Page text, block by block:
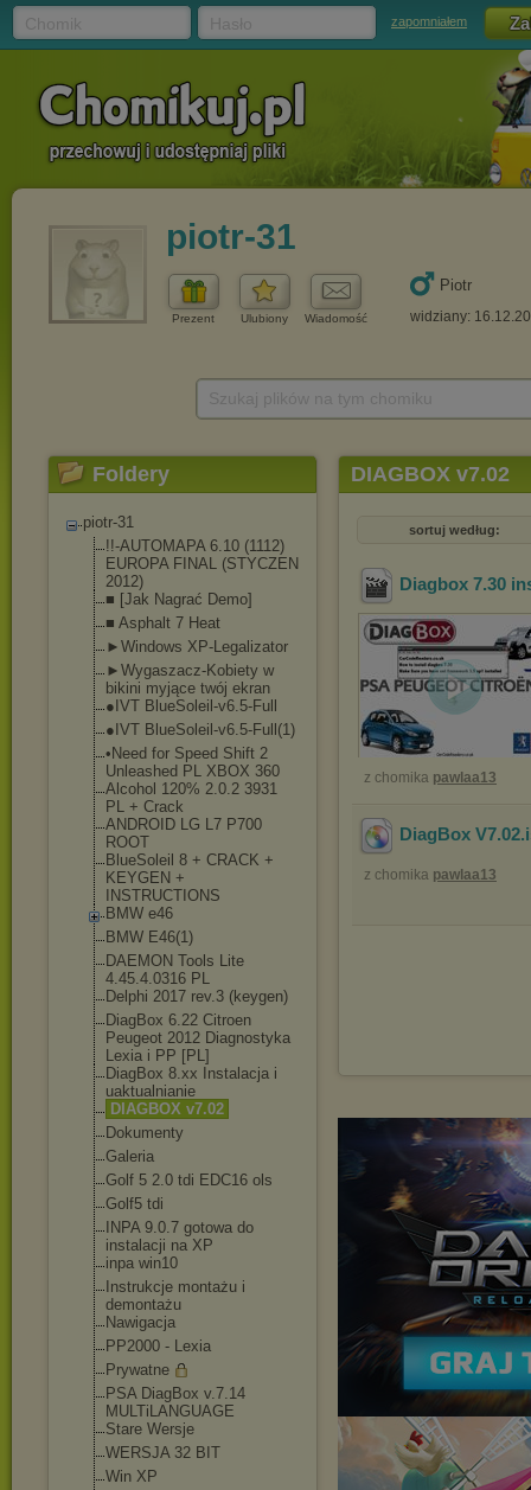
zapomniałem
piotr-31
Prezent Ulubiony Wiadomość
Piotr
widziany:
Foldery
piotr-31
!!-AUTOMAPA 6.10 (1112)
EUROPA FINAL (STYCZEN
2012)
■ [Jak Nagrać Demo]
■ Asphalt 7 Heat
►Windows XP-Legalizator
►Wygaszacz-Kobiety w
bikini myjące twój ekran
●IVT BlueSoleil-v6.5-Full
●IVT BlueSoleil-v6.5-Full(1)
•Need for Speed Shift 2
Unleashed PL XBOX 360
Alcohol 120% 2.0.2 3931
PL + Crack
ANDROID LG L7 P700
ROOT
BlueSoleil 8 + CRACK +
KEYGEN +
INSTRUCTIONS
BMW e46
BMW E46(1)
DAEMON Tools Lite
4.45.4.0316 PL
Delphi 2017 rev.3 (keygen)
DiagBox 6.22 Citroen
Peugeot 2012 Diagnostyka
Lexia i PP [PL]
DiagBox 8.xx Instalacja i
uaktualnianie
DIAGBOX v7.02
Dokumenty
Galeria
Golf 5 2.0 tdi EDC16 ols
Golf5 tdi
INPA 9.0.7 gotowa do
instalacji na XP
inpa win10
Instrukcje montażu i
demontażu
Nawigacja
PP2000 - Lexia
Prywatne
PSA DiagBox v.7.14
MULTiLANGUAGE
Stare Wersje
WERSJA 32 BIT
Win XP
DIAGBOX v7.02
sortuj według:
Diagbox 7.30
z chomika pawlaa13
DiagBox V7.02
z chomika pawlaa13